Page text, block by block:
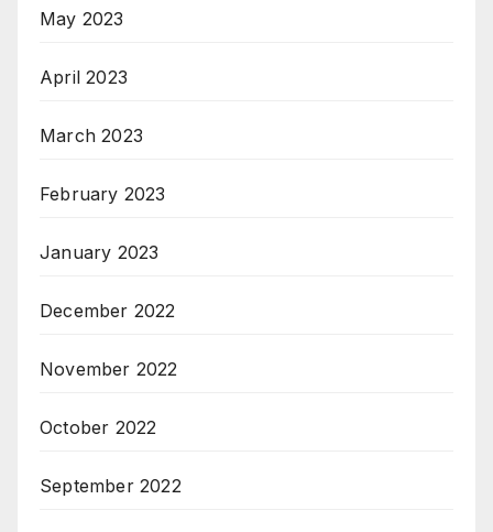
May 2023
April 2023
March 2023
February 2023
January 2023
December 2022
November 2022
October 2022
September 2022